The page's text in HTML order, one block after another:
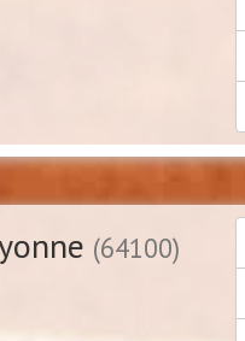
(64100)